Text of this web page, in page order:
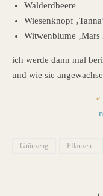
Walderdbeere
Wiesenknopf
Witwenblume ‚Mars
ich werde dann mal
und wie sie
«
Grünzeug Pflanzen